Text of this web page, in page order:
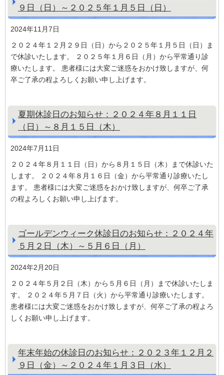
９日（日）～２０２５年１月５日（日）
2024年11月7日
２０２４年１２月２９日（日）から２０２５年１月５日（日）ま
で休診いたします。 ２０２５年１月６日（月）から平常通り診
療いたします。 患者様には大変ご迷惑をおかけ致しますが、何
卒ご了承の程よろしくお願い申し上げます。
夏期休診日のお知らせ：２０２４年８月１１日
（日）～８月１５日（木）
2024年7月11日
２０２４年８月１１日（日）から８月１５日（木）まで休診いた
します。 ２０２４年８月１６日（金）から平常通り診療いたし
ます。 患者様には大変ご迷惑をおかけ致しますが、何卒ご了承
の程よろしくお願い申し上げます。
ゴールデンウィーク休診日のお知らせ：２０２４年
５月２日（木）～５月６日（月）
2024年2月20日
２０２４年５月２日（木）から５月６日（月）まで休診いたしま
す。 ２０２４年５月７日（火）から平常通り診療いたします。
患者様には大変ご迷惑をおかけ致しますが、何卒ご了承の程よろ
しくお願い申し上げます。
年末年始の休診日のお知らせ：２０２３年１２月２
９日（金）～２０２４年１月３日（水）